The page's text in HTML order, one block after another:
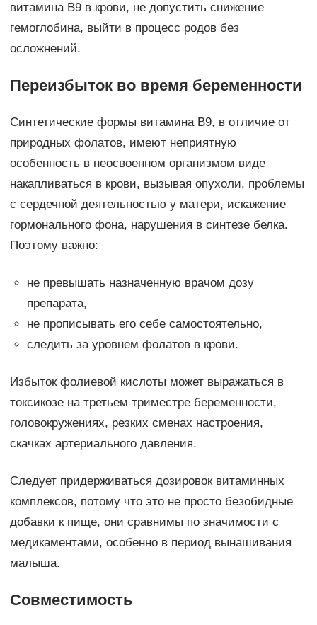
витамина В9 в крови, не допустить снижение
гемоглобина, выйти в процесс родов без
осложнений.
Переизбыток во время беременности
Синтетические формы витамина В9, в отличие от
природных фолатов, имеют неприятную
особенность в неосвоенном организмом виде
накапливаться в крови, вызывая опухоли, проблемы
с сердечной деятельностью у матери, искажение
гормонального фона, нарушения в синтезе белка.
Поэтому важно:
не превышать назначенную врачом дозу
препарата,
не прописывать его себе самостоятельно,
следить за уровнем фолатов в крови.
Избыток фолиевой кислоты может выражаться в
токсикозе на третьем триместре беременности,
головокружениях, резких сменах настроения,
скачках артериального давления.
Следует придерживаться дозировок витаминных
комплексов, потому что это не просто безобидные
добавки к пище, они сравнимы по значимости с
медикаментами, особенно в период вынашивания
малыша.
Совместимость